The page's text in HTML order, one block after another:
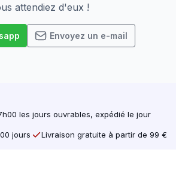
attendiez d'eux !
Envoyez un e-mail
les jours ouvrables, expédié le jour
jours
Livraison gratuite à partir de 99 €